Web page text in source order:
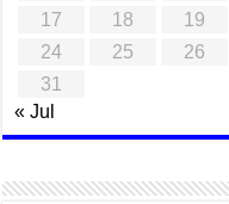
17
18 19
24
25 26
31
« Jul